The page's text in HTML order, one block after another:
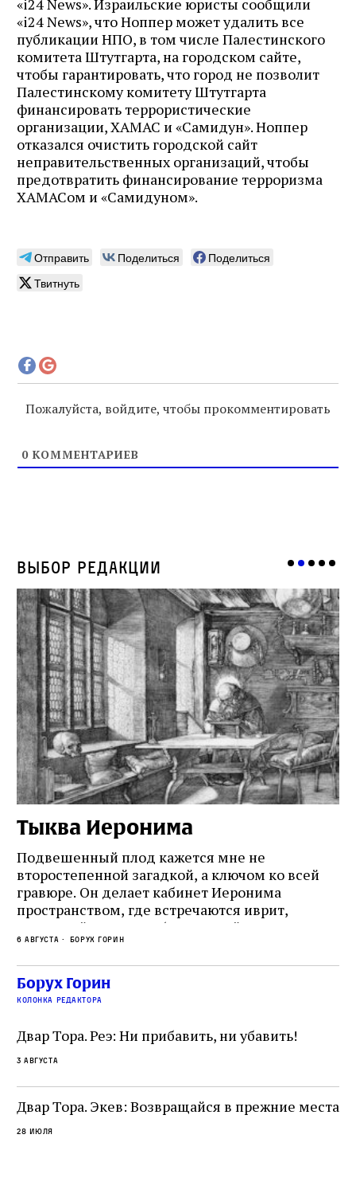
«i24 News», что Ноппер может удалить все
публикации НПО, в том числе Палестинского
комитета Штутгарта, на городском сайте,
чтобы гарантировать, что город не позволит
Палестинскому комитету Штутгарта
финансировать террористические
организации, ХАМАС и «Самидун». Ноппер
отказался очистить городской сайт
неправительственных организаций, чтобы
предотвратить финансирование терроризма
ХАМАСом и «Самидуном».
Отправить Поделиться
Поделиться
Твитнуть
Пожалуйста, войдите, чтобы прокомментировать
0 КОММЕНТАРИЕВ
Выбор редакции
Тыква Иеронима
Подвешенный плод кажется мне не
второстепенной загадкой, а ключом ко всей
гравюре. Он делает кабинет Иеронима
пространством, где встречаются иврит,
греческий и латынь; буквальный смысл и
церковная традиция; филологическая
точность и понятность; переводчик,
убеждённый в необходимости исправления, и
читатель, воспринимающий исправление как
не просто покровитель переводчиков,
окружённый книгами. Перед нами человек,
одно решение которого вызвало возмущение
целой общины и стало частью многовекового
спора о том, кому принадлежит последнее
слово в переводе Библии
6 августа Борух Горин
Борух Горин
колонка редактора
Двар Тора. Реэ: Ни прибавить, ни убавить!
3 августа
Двар Тора. Экев: Возвращайся в прежние места
28 июля